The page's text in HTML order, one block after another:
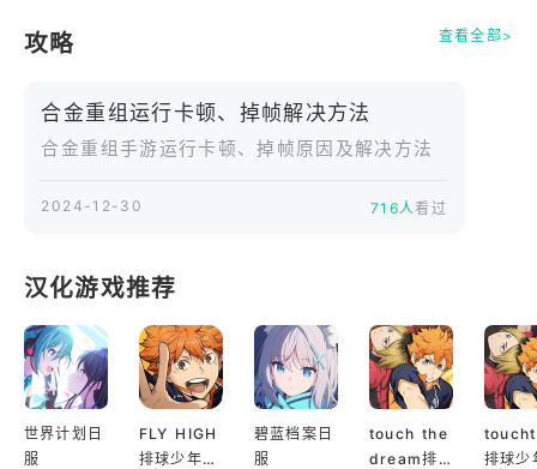
数。
【沉浸体验，极致渲染】
游戏采用次世代引擎渲染，呈现粒子爆炸、光影追踪
具冲击力，机甲齿轮的转动声回荡在战场深处。"
攻略 查看全部>
合金重组运行卡顿、掉帧解决方法
合金重组手游运行卡顿、掉帧原因及解决方法
2024-12-30 716人看过
汉化游戏推荐
世界计划日
服
FLY HIGH
排球少年日
碧蓝档案日
服
touch the
dream排
排球少